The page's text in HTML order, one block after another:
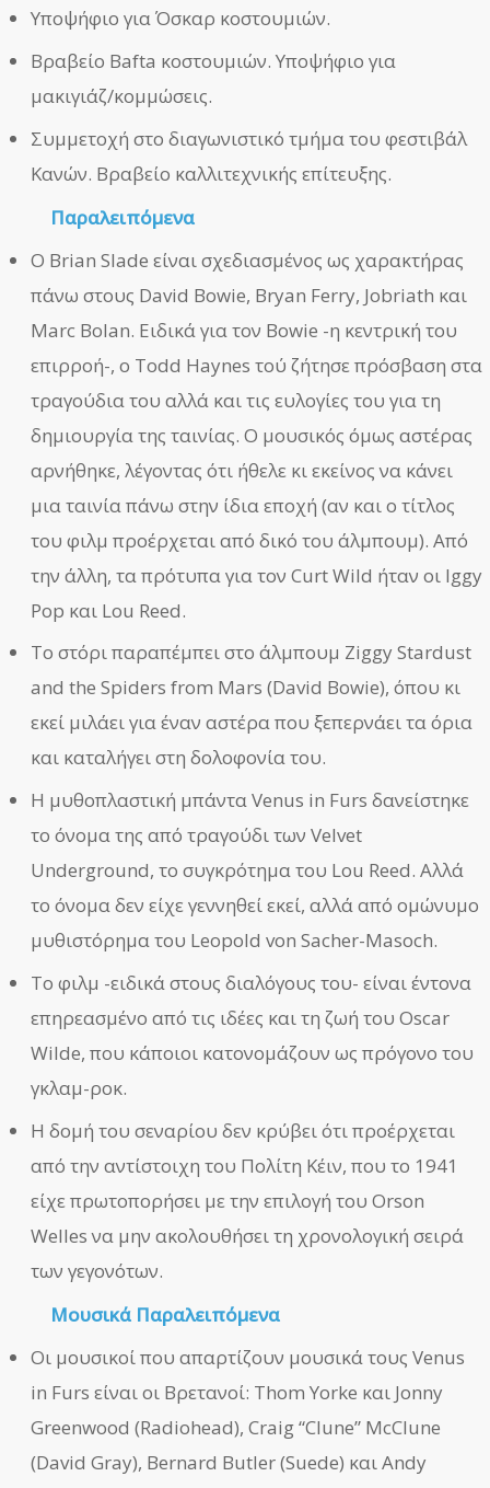
Υποψήφιο για Όσκαρ κοστουμιών.
Βραβείο Bafta κοστουμιών. Υποψήφιο για
μακιγιάζ/κομμώσεις.
Συμμετοχή στο διαγωνιστικό τμήμα του φεστιβάλ
Κανών. Βραβείο καλλιτεχνικής επίτευξης.
Παραλειπόμενα
Ο Brian Slade είναι σχεδιασμένος ως χαρακτήρας
πάνω στους David Bowie, Bryan Ferry, Jobriath και
Marc Bolan. Ειδικά για τον Bowie -η κεντρική του
επιρροή-, ο Todd Haynes τού ζήτησε πρόσβαση στα
τραγούδια του αλλά και τις ευλογίες του για τη
δημιουργία της ταινίας. Ο μουσικός όμως αστέρας
αρνήθηκε, λέγοντας ότι ήθελε κι εκείνος να κάνει
μια ταινία πάνω στην ίδια εποχή (αν και ο τίτλος
του φιλμ προέρχεται από δικό του άλμπουμ). Από
την άλλη, τα πρότυπα για τον Curt Wild ήταν οι Iggy
Pop και Lou Reed.
Το στόρι παραπέμπει στο άλμπουμ Ziggy Stardust
and the Spiders from Mars (David Bowie), όπου κι
εκεί μιλάει για έναν αστέρα που ξεπερνάει τα όρια
και καταλήγει στη δολοφονία του.
Η μυθοπλαστική μπάντα Venus in Furs δανείστηκε
το όνομα της από τραγούδι των Velvet
Underground, το συγκρότημα του Lou Reed. Αλλά
το όνομα δεν είχε γεννηθεί εκεί, αλλά από ομώνυμο
μυθιστόρημα του Leopold von Sacher-Masoch.
Το φιλμ -ειδικά στους διαλόγους του- είναι έντονα
επηρεασμένο από τις ιδέες και τη ζωή του Oscar
Wilde, που κάποιοι κατονομάζουν ως πρόγονο του
γκλαμ-ροκ.
Η δομή του σεναρίου δεν κρύβει ότι προέρχεται
από την αντίστοιχη του Πολίτη Κέιν, που το 1941
είχε πρωτοπορήσει με την επιλογή του Orson
Welles να μην ακολουθήσει τη χρονολογική σειρά
των γεγονότων.
Μουσικά Παραλειπόμενα
Οι μουσικοί που απαρτίζουν μουσικά τους Venus
in Furs είναι οι Βρετανοί: Thom Yorke και Jonny
Greenwood (Radiohead), Craig “Clune” McClune
(David Gray), Bernard Butler (Suede) και Andy